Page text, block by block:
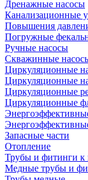
Дренажные насосы
Канализационные
Повышения
Погружные
Ручные насосы
Скважинные
Циркуляционные
Циркуляционные
Циркуляционные
Циркуляционные
Запасные части
Отопление
Трубы и фитинги к
Медные трубы и